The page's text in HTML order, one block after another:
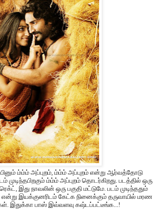
ம்ம்ம் அப்புறம், ம்ம்ம் அப்புறம் என்று ஆர்வத்தோடு
ம்ம்ம் அப்புறம் தொடர்கிறது. படத்தில் ஒரு
இது நாவலின் ஒரு பகுதி மட்டுமே. படம் முடிந்ததும்
இயக்குனரிடம் கேட்க நினைக்கும் தருவாயில் மரண
இதுக்கா பாஸ் இவ்வளவு கஷ்டப்பட்டீங்க...!